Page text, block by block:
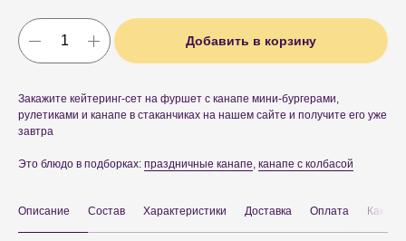
Добавить в корзину
Закажите кейтеринг-сет на фуршет с канапе мини-бургерами,
рулетиками и канапе в стаканчиках на нашем сайте и получите его уже
завтра
Это блюдо в подборках: праздничные канапе, канапе с колбасой
Описание Состав Характеристики Доставка Оплата Как